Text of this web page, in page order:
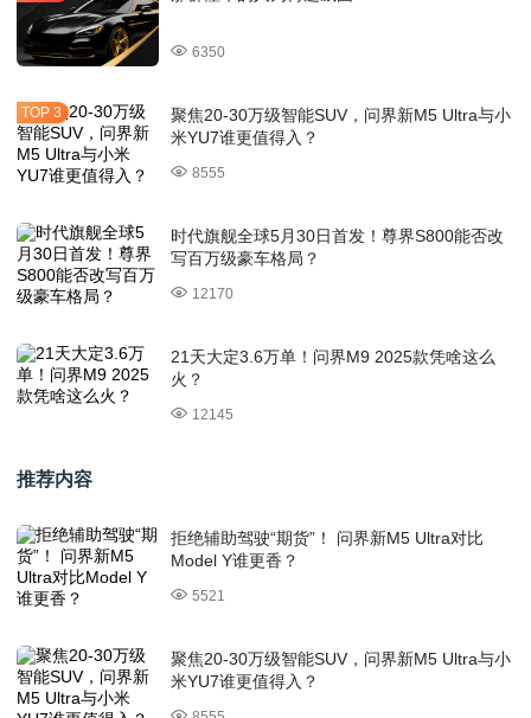
6350
聚焦20-30万级智能SUV，问界新M5 Ultra与小
米YU7谁更值得入？
8555
时代旗舰全球5月30日首发！尊界S800能否改
写百万级豪车格局？
12170
21天大定3.6万单！问界M9 2025款凭啥这么
火？
12145
推荐内容
拒绝辅助驾驶“期货”！ 问界新M5 Ultra对比
Model Y谁更香？
5521
聚焦20-30万级智能SUV，问界新M5 Ultra与小
米YU7谁更值得入？